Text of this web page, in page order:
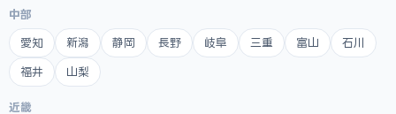
中部
愛知 新潟 静岡 長野 岐阜 三重 富山 石川
福井 山梨
近畿